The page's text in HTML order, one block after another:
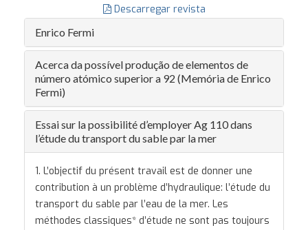
Descarregar revista
Enrico Fermi
Acerca da possível produção de elementos de
número atómico superior a 92 (Memória de Enrico
Fermi)
Essai sur la possibilité d’employer Ag 110 dans
l’étude du transport du sable par la mer
1. L’objectif du présent travail est de donner une
contribution à un problème d’hydraulique: l’étude du
transport du sable par l’eau de la mer. Les
méthodes classiques* d’étude ne sont pas toujours